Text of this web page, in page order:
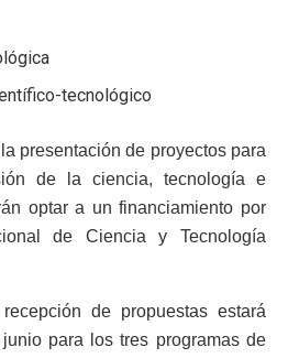
tecnológico
presentación de proyectos para
de la ciencia, tecnología e
optar a un financiamiento por
de Ciencia y Tecnología
de propuestas estará
para los tres programas de